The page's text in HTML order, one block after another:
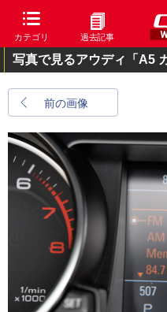
カテゴリ 過去記事
写真で見るアウディ「A5
前の画像